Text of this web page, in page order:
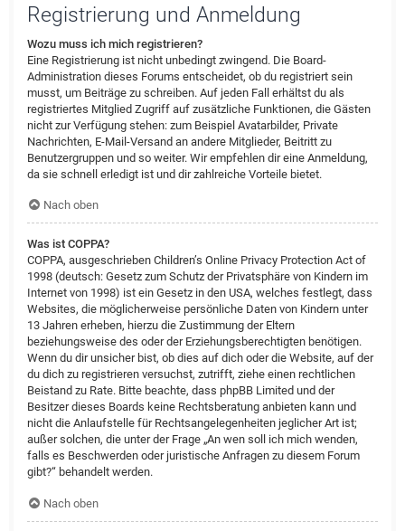
Registrierung und Anmeldung
Wozu muss ich mich registrieren?
Eine Registrierung ist nicht unbedingt zwingend. Die Board-
Administration dieses Forums entscheidet, ob du registriert sein
musst, um Beiträge zu schreiben. Auf jeden Fall erhältst du als
registriertes Mitglied Zugriff auf zusätzliche Funktionen, die Gästen
nicht zur Verfügung stehen: zum Beispiel Avatarbilder, Private
Nachrichten, E-Mail-Versand an andere Mitglieder, Beitritt zu
Benutzergruppen und so weiter. Wir empfehlen dir eine Anmeldung,
da sie schnell erledigt ist und dir zahlreiche Vorteile bietet.
Nach oben
Was ist COPPA?
COPPA, ausgeschrieben Children’s Online Privacy Protection Act of
1998 (deutsch: Gesetz zum Schutz der Privatsphäre von Kindern im
Internet von 1998) ist ein Gesetz in den USA, welches festlegt, dass
Websites, die möglicherweise persönliche Daten von Kindern unter
13 Jahren erheben, hierzu die Zustimmung der Eltern
beziehungsweise des oder der Erziehungsberechtigten benötigen.
Wenn du dir unsicher bist, ob dies auf dich oder die Website, auf der
du dich zu registrieren versuchst, zutrifft, ziehe einen rechtlichen
Beistand zu Rate. Bitte beachte, dass phpBB Limited und der
Besitzer dieses Boards keine Rechtsberatung anbieten kann und
nicht die Anlaufstelle für Rechtsangelegenheiten jeglicher Art ist;
außer solchen, die unter der Frage „An wen soll ich mich wenden,
falls es Beschwerden oder juristische Anfragen zu diesem Forum
gibt?“ behandelt werden.
Nach oben